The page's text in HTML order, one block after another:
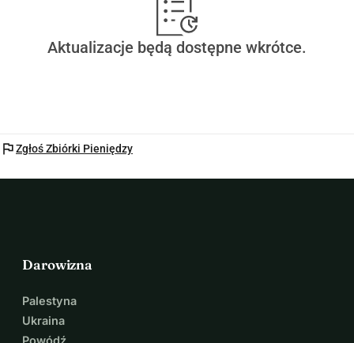
Aktualizacje będą dostępne wkrótce.
flagZgłoś Zbiórki Pieniędzy
Darowizna
Palestyna
Ukraina
Powódź